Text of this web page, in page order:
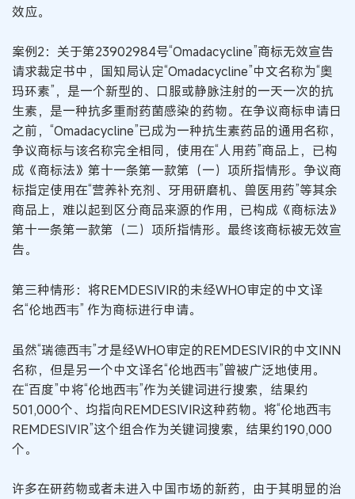
效应。
案例2：关于第23902984号“Omadacycline”商标无效宣告
请求裁定书中，国知局认定“Omadacycline”中文名称为“奥
玛环素”，是一个新型的、口服或静脉注射的一天一次的抗
生素，是一种抗多重耐药菌感染的药物。在争议商标申请日
之前，“Omadacycline”已成为一种抗生素药品的通用名称，
争议商标与该名称完全相同，使用在“人用药”商品上，已构
成《商标法》第十一条第一款第（一）项所指情形。争议商
标指定使用在“营养补充剂、牙用研磨机、兽医用药”等其余
商品上，难以起到区分商品来源的作用，已构成《商标法》
第十一条第一款第（二）项所指情形。最终该商标被无效宣
告。
第三种情形：将REMDESIVIR的未经WHO审定的中文译
名“伦地西韦” 作为商标进行申请。
虽然“瑞德西韦”才是经WHO审定的REMDESIVIR的中文INN
名称，但是另一个中文译名“伦地西韦”曾被广泛地使用。
在“百度”中将“伦地西韦”作为关键词进行搜索，结果约
501,000个、均指向REMDESIVIR这种药物。将“伦地西韦
REMDESIVIR”这个组合作为关键词搜索，结果约190,000
个。
许多在研药物或者未进入中国市场的新药，由于其明显的治